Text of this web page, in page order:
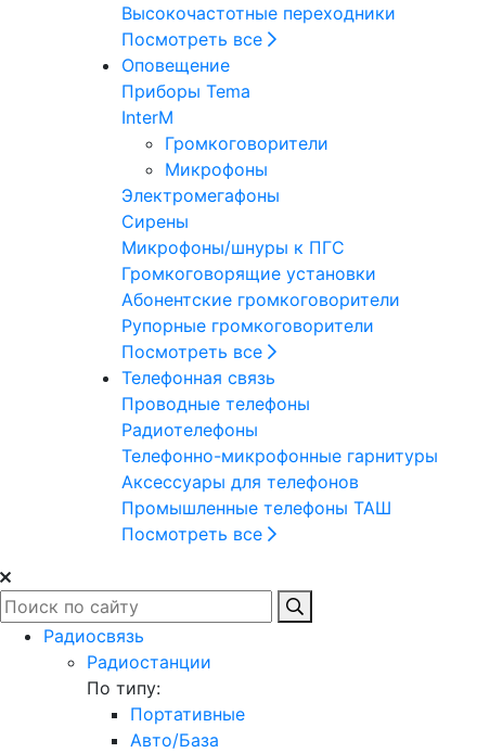
Высокочастотные переходники
Посмотреть все
Оповещение
Приборы Tema
InterM
Громкоговорители
Микрофоны
Электромегафоны
Сирены
Микрофоны/шнуры к ПГС
Громкоговорящие установки
Абонентские громкоговорители
Рупорные громкоговорители
Посмотреть все
Телефонная связь
Проводные телефоны
Радиотелефоны
Телефонно-микрофонные гарнитуры
Аксессуары для телефонов
Промышленные телефоны ТАШ
Посмотреть все
Радиосвязь
Радиостанции
По типу:
Портативные
Авто/База